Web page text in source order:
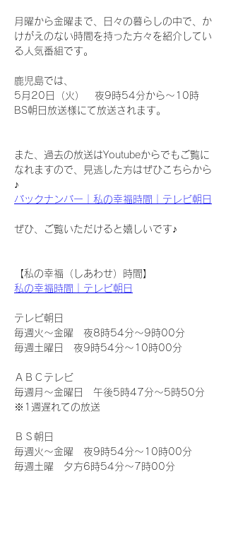
月曜から金曜まで、日々の暮らしの中で、か
けがえのない時間を持った方々を紹介してい
る人気番組です。
鹿児島では、
5月20日（火）　夜9時54分から～10時
BS朝日放送様にて放送されます。
また、過去の放送はYoutubeからでもご覧に
なれますので、見逃した方はぜひこちらから
♪
バックナンバー｜私の幸福時間｜テレビ朝日
ぜひ、ご覧いただけると嬉しいです♪
【私の幸福（しあわせ）時間】
私の幸福時間｜テレビ朝日
テレビ朝日
毎週火～金曜　夜8時54分～9時00分
毎週土曜日　夜9時54分～10時00分
ＡＢＣテレビ
毎週月～金曜日　午後5時47分～5時50分
※1週遅れての放送
ＢＳ朝日
毎週火～金曜　夜9時54分～10時00分
毎週土曜　夕方6時54分～7時00分